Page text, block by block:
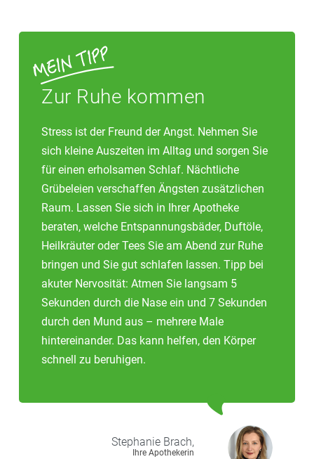
Zur Ruhe kommen
Stress ist der Freund der Angst. Nehmen Sie
sich kleine Auszeiten im Alltag und sorgen Sie
für einen erholsamen Schlaf. Nächtliche
Grübeleien verschaffen Ängsten zusätzlichen
Raum. Lassen Sie sich in Ihrer Apotheke
beraten, welche Entspannungsbäder, Duftöle,
Heilkräuter oder Tees Sie am Abend zur Ruhe
bringen und Sie gut schlafen lassen. Tipp bei
akuter Nervosität: Atmen Sie langsam 5
Sekunden durch die Nase ein und 7 Sekunden
durch den Mund aus – mehrere Male
hintereinander. Das kann helfen, den Körper
schnell zu beruhigen.
Stephanie Brach,
Ihre Apothekerin